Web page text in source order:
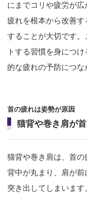
にまでコリや疲労が
疲れを根本から改善
することが大切です
トする習慣を身につ
的な疲れの予防につな
首の疲れは姿勢が原因
猫背や巻き肩が
猫背や巻き肩は、首の
背中が丸まり、肩が
突き出してしまいま